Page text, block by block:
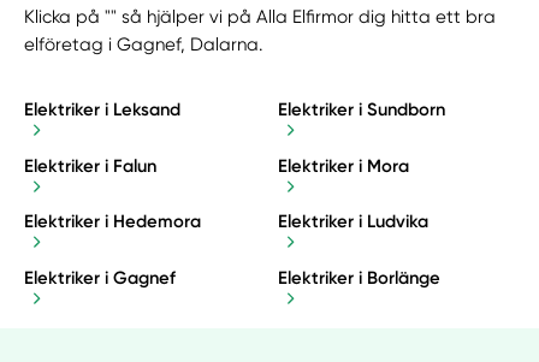
Klicka på "" så hjälper vi på Alla Elfirmor dig hitta ett bra
elföretag i Gagnef, Dalarna.
Elektriker i Leksand Elektriker i Sundborn
Elektriker i Falun Elektriker i Mora
Elektriker i Hedemora Elektriker i Ludvika
Elektriker i Gagnef Elektriker i Borlänge